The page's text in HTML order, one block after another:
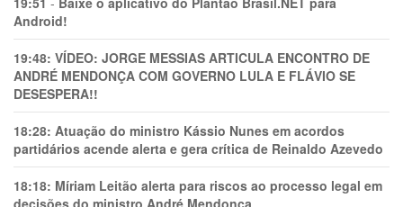
Android!
19:48: VÍDEO: JORGE MESSIAS ARTICULA ENCONTRO DE
ANDRÉ MENDONÇA COM GOVERNO LULA E FLÁVIO SE
DESESPERA!!
18:28: Atuação do ministro Kássio Nunes em acordos
partidários acende alerta e gera crítica de Reinaldo Azevedo
18:18: Míriam Leitão alerta para riscos ao processo legal em
decisões do ministro André Mendonça